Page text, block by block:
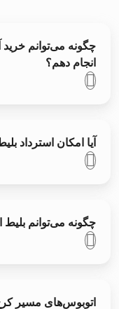
چگونه می‌توانم خرید
انجام دهم؟
آیا امکان استرداد
چگونه می‌توانم
اتوبوس‌های مسیر